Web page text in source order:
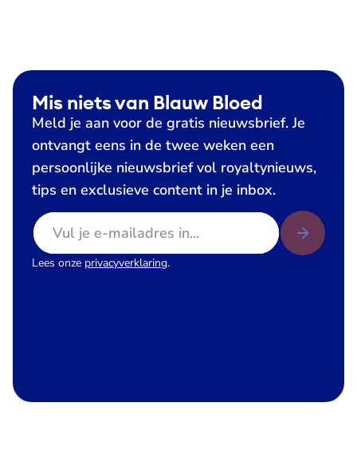
Mis niets van Blauw Bloed
Meld je aan voor de gratis nieuwsbrief. Je
ontvangt eens in de twee weken een
persoonlijke nieuwsbrief vol royaltynieuws,
tips en exclusieve content in je inbox.
E-mailadres
Lees onze privacyverklaring.